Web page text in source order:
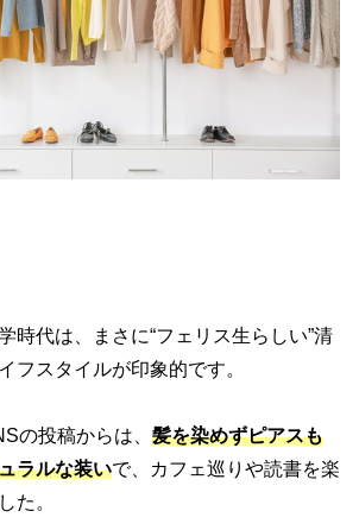
時代は、まさに“フェリス生らしい”清
フスタイルが印象的です。
の投稿からは、 髪を染めずピアスも
ラルな装いで、カフェ巡りや読書を楽
た。